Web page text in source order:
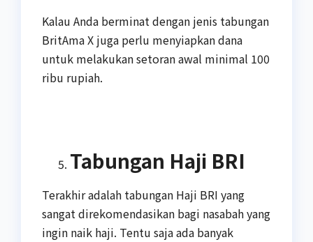
Kalau Anda berminat dengan jenis tabungan
BritAma X juga perlu menyiapkan dana
untuk melakukan setoran awal minimal 100
ribu rupiah.
Tabungan Haji BRI
Terakhir adalah tabungan Haji BRI yang
sangat direkomendasikan bagi nasabah yang
ingin naik haji. Tentu saja ada banyak